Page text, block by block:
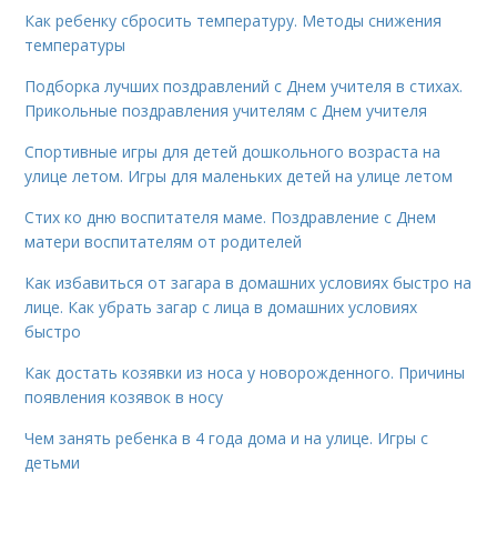
Как ребенку сбросить температуру. Методы снижения
температуры
Подборка лучших поздравлений с Днем учителя в стихах.
Прикольные поздравления учителям с Днем учителя
Спортивные игры для детей дошкольного возраста на
улице летом. Игры для маленьких детей на улице летом
Стих ко дню воспитателя маме. Поздравление с Днем
матери воспитателям от родителей
Как избавиться от загара в домашних условиях быстро на
лице. Как убрать загар с лица в домашних условиях
быстро
Как достать козявки из носа у новорожденного. Причины
появления козявок в носу
Чем занять ребенка в 4 года дома и на улице. Игры с
детьми